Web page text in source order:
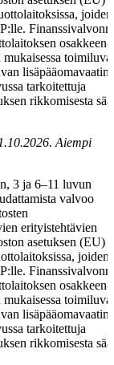
joiden
osakkeen-
tarkoitettuja
rikkomisesta
Aiempi
3 ja 6–11 luvun
valvoo
erityistehtävien
asetuksen (EU)
joiden
osakkeen-
tarkoitettuja
rikkomisesta